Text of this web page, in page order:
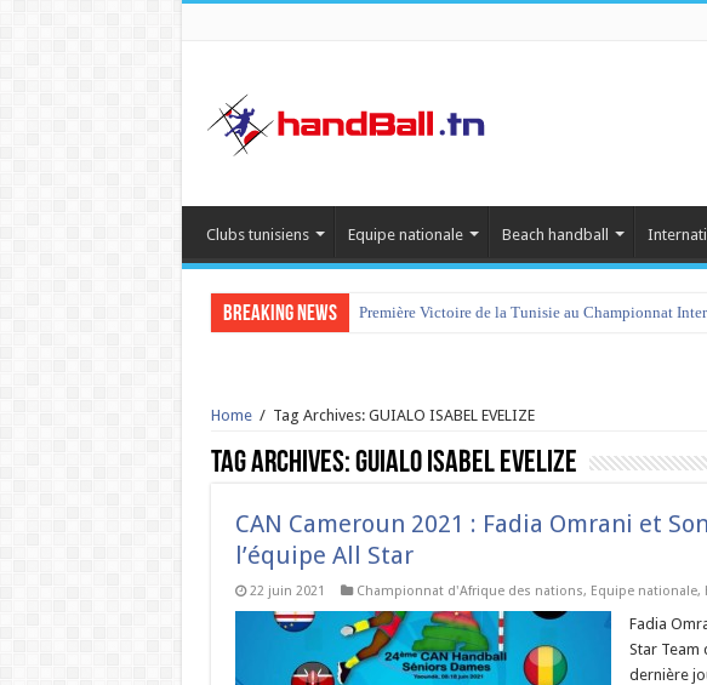
Clubs tunisiens Equipe nationale Beach handball
Breaking News Première Victoire de la Tunisie au Championnat
tournoi international Hammamet 2023 : programme
Home / Tag Archives: GUIALO ISABEL EVELIZE
Tag Archives:GUIALO ISABEL EVELIZE
CAN Cameroun 2021 : Fadia Omrani et
l’équipe All Star
22 juin 2021 Championnat d'Afrique des nations, Equipe nationale,
Fadia
Star Team
dernière